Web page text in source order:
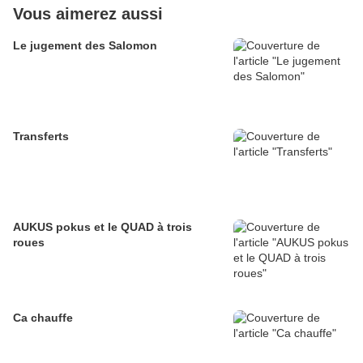
Vous aimerez aussi
Le jugement des Salomon
Transferts
AUKUS pokus et le QUAD à trois
roues
Ca chauffe